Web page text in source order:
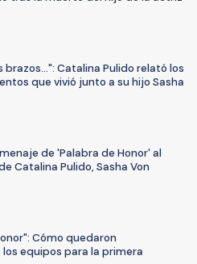
brazos...": Catalina Pulido relató los
que vivió junto a su hijo Sasha
de 'Palabra de Honor' al
Catalina Pulido, Sasha Von
Cómo quedaron
equipos para la primera